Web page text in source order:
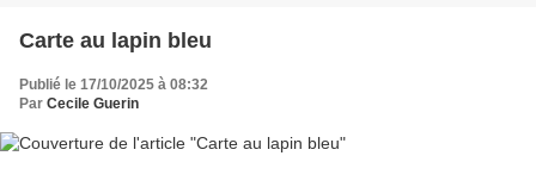
Carte au lapin bleu
Publié le 17/10/2025 à 08:32
Par Cecile Guerin